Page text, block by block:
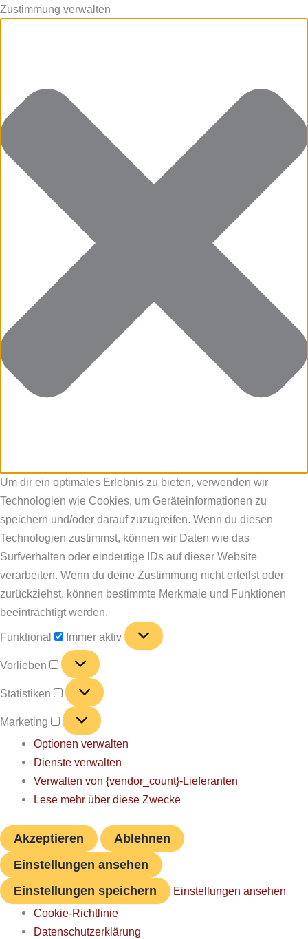
Zustimmung verwalten
Um dir ein optimales Erlebnis zu bieten, verwenden wir
Technologien wie Cookies, um Geräteinformationen zu
speichern und/oder darauf zuzugreifen. Wenn du diesen
Technologien zustimmst, können wir Daten wie das
Surfverhalten oder eindeutige IDs auf dieser Website
verarbeiten. Wenn du deine Zustimmung nicht erteilst oder
zurückziehst, können bestimmte Merkmale und Funktionen
beeinträchtigt werden.
Funktional
Immer aktiv
Vorlieben
Vorlieben
Statistiken
Statistiken
Marketing
Marketing
Optionen verwalten
Dienste verwalten
Verwalten von {vendor_count}-Lieferanten
Lese mehr über diese Zwecke
Akzeptieren
Ablehnen
Einstellungen ansehen
Einstellungen speichern
Einstellungen ansehen
Cookie-Richtlinie
Datenschutzerklärung